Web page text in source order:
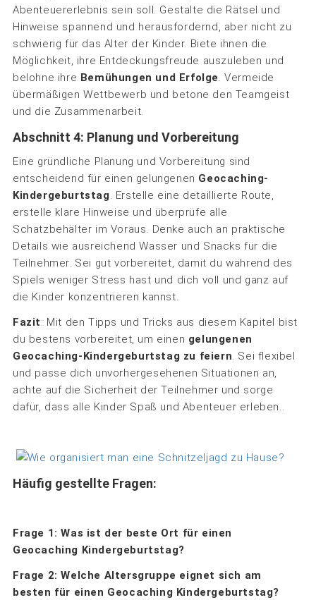
Abenteuererlebnis sein soll. Gestalte die Rätsel und
Hinweise spannend und herausfordernd, aber nicht zu
schwierig für das Alter der Kinder. Biete ihnen die
Möglichkeit, ihre Entdeckungsfreude auszuleben und
belohne ihre Bemühungen und Erfolge . Vermeide
übermäßigen Wettbewerb und betone den Teamgeist
und die Zusammenarbeit.
Abschnitt 4: Planung und Vorbereitung
Eine gründliche Planung und Vorbereitung sind
entscheidend für einen gelungenen Geocaching-
Kindergeburtstag. Erstelle eine detaillierte Route,
erstelle klare Hinweise und überprüfe alle
Schatzbehälter im Voraus. Denke auch an praktische
Details wie ausreichend Wasser und Snacks für die
Teilnehmer. Sei gut vorbereitet, damit du während des
Spiels weniger Stress hast und dich voll und ganz auf
die Kinder konzentrieren kannst.
Fazit: Mit den Tipps und Tricks aus diesem Kapitel bist
du bestens vorbereitet, um einen gelungenen
Geocaching-Kindergeburtstag zu feiern. Sei flexibel
und passe dich unvorhergesehenen Situationen an,
achte auf die Sicherheit der Teilnehmer und sorge
dafür, dass alle Kinder Spaß und Abenteuer erleben..
Häufig gestellte Fragen:
Frage 1: Was ist der beste Ort für einen
Geocaching Kindergeburtstag?
Frage 2: Welche Altersgruppe eignet sich am
besten für einen Geocaching Kindergeburtstag?